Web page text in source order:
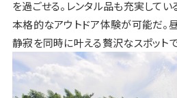
を過ごせる。レンタル品も充実して
本格的なアウトドア体験が可能だ。
静寂を同時に叶える贅沢なスポット